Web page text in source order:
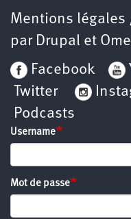
Mentions légales
par Drupal et
Facebook
Twitter
Podcasts
Username
Mot de passe